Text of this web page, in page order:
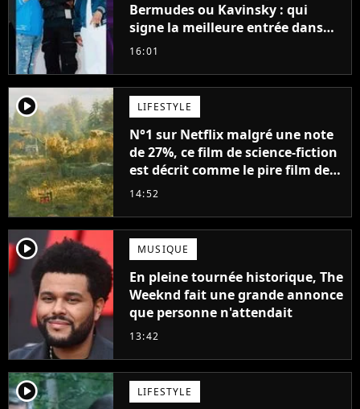
Bermudes ou Kavinsky : qui
signe la meilleure entrée dans
les charts français cette semaine
16:01
player2 LIFESTYLE
N°1 sur Netflix malgré une note
de 27%, ce film de science-fiction
est décrit comme le pire film de
l'été 2026
14:52
player2 MUSIQUE
En pleine tournée historique, The
Weeknd fait une grande annonce
que personne n'attendait
13:42
player2 LIFESTYLE